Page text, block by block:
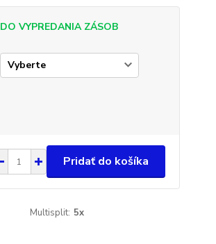
DO VYPREDANIA ZÁSOB
Pridať do košíka
Multisplit: 5x